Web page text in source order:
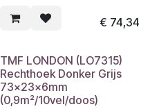
€ 74,34
TMF LONDON (LO7315)
Rechthoek Donker Grijs
73x23x6mm
(0,9m²/10vel/doos)